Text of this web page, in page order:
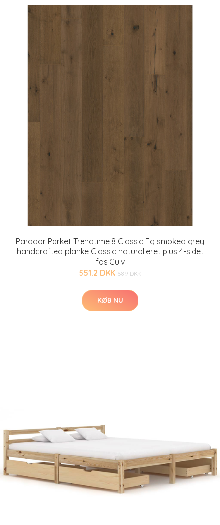
Parador Parket Trendtime 8 Classic Eg smoked grey
handcrafted planke Classic naturolieret plus 4-sidet
fas Gulv
551.2 DKK 689 DKK
KØB NU